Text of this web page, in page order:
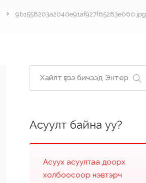
9b1558203a2040e91af927f65283e060.jpg
Асуулт байна уу?
Асуух асуултаа доорх
холбоосоор нэвтэрч